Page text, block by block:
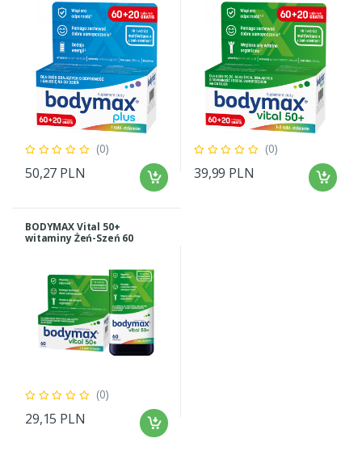
(0)
50,27 PLN
(0)
39,99 PLN
BODYMAX Vital 50+
witaminy Żeń-Szeń 60
(0)
29,15 PLN